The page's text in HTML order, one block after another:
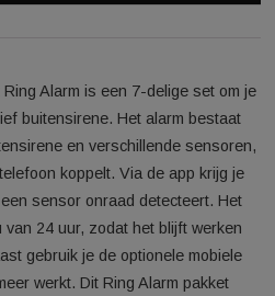
buitensirene. Het alarm
en verschillende